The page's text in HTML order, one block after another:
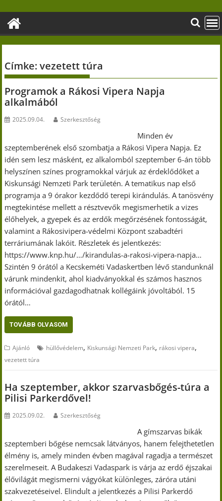
content
Címke:vezetett túra
Programok a Rákosi Vipera Napja
alkalmából
2025.09.04. Szerkesztőség
Minden év
szeptemberének első szombatja a Rákosi Vipera Napja. Ez
idén sem lesz másként, ez alkalomból szeptember 6-án több
helyszínen színes programokkal várjuk az érdeklődőket a
Kiskunsági Nemzeti Park területén. A tematikus nap első
programja a 9 órakor kezdődő terepi kirándulás. A tanösvény
megtekintése mellett a résztvevők megismerhetik a vizes
élőhelyek, a gyepek és az erdők megőrzésének fontosságát,
valamint a Rákosivipera-védelmi Központ szabadtéri
terráriumának lakóit. Részletek és jelentkezés:
https://www.knp.hu/…/kirandulas-a-rakosi-vipera-napja…
Szintén 9 órától a Kecskeméti Vadaskertben lévő standunknál
várunk mindenkit, ahol kiadványokkal és számos hasznos
információval gazdagodhatnak kollégáink jóvoltából. 15
órától…
TOVÁBB OLVASOM
Ajánló hüllővédelem, Kiskunsági Nemzeti Park, rákosi vipera,
vezetett túra
Ha szeptember, akkor szarvasbőgés-túra a
Pilisi Parkerdővel!
2025.09.02. Szerkesztőség
A gímszarvas bikák
szeptemberi bőgése nemcsak látványos, hanem felejthetetlen
élmény is, amely minden évben magával ragadja a természet
szerelmeseit. A Budakeszi Vadaspark is várja az erdő éjszakai
élővilágát megismerni vágyókat különleges, záróra utáni
szakvezetéseivel. Elindult a jelentkezés a Pilisi Parkerdő